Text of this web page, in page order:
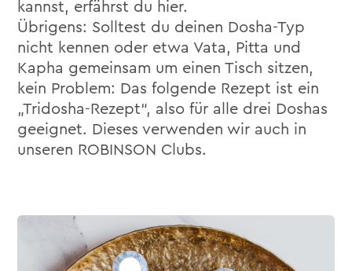
kannst, erfährst du hier.
Übrigens: Solltest du deinen Dosha-Typ
nicht kennen oder etwa Vata, Pitta und
Kapha gemeinsam um einen Tisch sitzen,
kein Problem: Das folgende Rezept ist ein
„Tridosha-Rezept“, also für alle drei Doshas
geeignet. Dieses verwenden wir auch in
unseren ROBINSON Clubs.